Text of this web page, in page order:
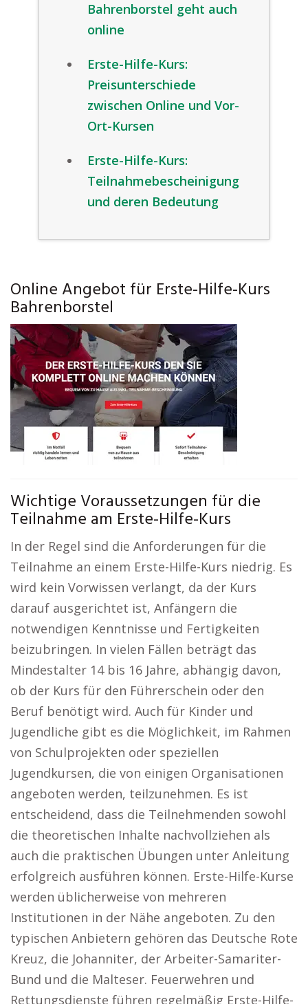
Bahrenborstel geht auch
online
Erste-Hilfe-Kurs:
Preisunterschiede
zwischen Online und Vor-
Ort-Kursen
Erste-Hilfe-Kurs:
Teilnahmebescheinigung
und deren Bedeutung
Online Angebot für Erste-Hilfe-Kurs
Bahrenborstel
Wichtige Voraussetzungen für die
Teilnahme am Erste-Hilfe-Kurs
In der Regel sind die Anforderungen für die
Teilnahme an einem Erste-Hilfe-Kurs niedrig. Es
wird kein Vorwissen verlangt, da der Kurs
darauf ausgerichtet ist, Anfängern die
notwendigen Kenntnisse und Fertigkeiten
beizubringen. In vielen Fällen beträgt das
Mindestalter 14 bis 16 Jahre, abhängig davon,
ob der Kurs für den Führerschein oder den
Beruf benötigt wird. Auch für Kinder und
Jugendliche gibt es die Möglichkeit, im Rahmen
von Schulprojekten oder speziellen
Jugendkursen, die von einigen Organisationen
angeboten werden, teilzunehmen. Es ist
entscheidend, dass die Teilnehmenden sowohl
die theoretischen Inhalte nachvollziehen als
auch die praktischen Übungen unter Anleitung
erfolgreich ausführen können. Erste-Hilfe-Kurse
werden üblicherweise von mehreren
Institutionen in der Nähe angeboten. Zu den
typischen Anbietern gehören das Deutsche Rote
Kreuz, die Johanniter, der Arbeiter-Samariter-
Bund und die Malteser. Feuerwehren und
Rettungsdienste führen regelmäßig Erste-Hilfe-